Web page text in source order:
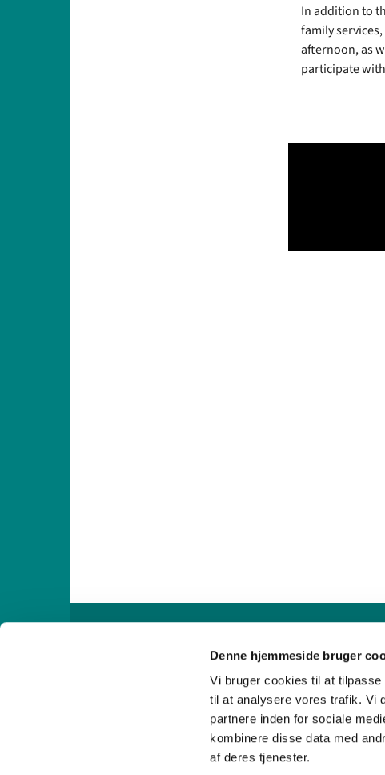
Denne hjemmeside bruger
Vi bruger cookies til at
til at analysere vores trafik. Vi
partnere inden for sociale
kombinere disse data med
af deres tjenester.
In addition to
family
afternoon, as
participate